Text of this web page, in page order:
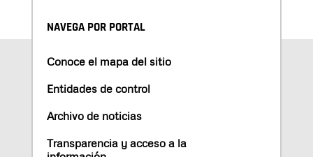
NAVEGA POR PORTAL
Conoce el mapa del sitio
Entidades de control
Archivo de noticias
Transparencia y acceso a la